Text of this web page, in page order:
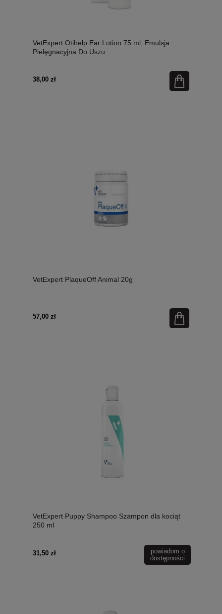
VetExpert Otihelp Ear Lotion 75 ml, Emulsja
Pielęgnacyjna Do Uszu
38,00 zł
VetExpert PlaqueOff Animal 20g
57,00 zł
VetExpert Puppy Shampoo Szampon dla kociąt
250 ml
31,50 zł
powiadom o
dostępności